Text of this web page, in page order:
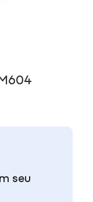
seu